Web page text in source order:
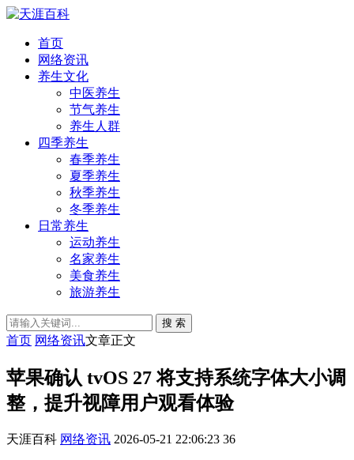
首页
网络资讯
养生文化
中医养生
节气养生
养生人群
四季养生
春季养生
夏季养生
秋季养生
冬季养生
日常养生
运动养生
名家养生
美食养生
旅游养生
搜 索
首页 网络资讯文章正文
苹果确认 tvOS 27 将支持系统字体大小调
整，提升视障用户观看体验
天涯百科 网络资讯 2026-05-21 22:06:23 36